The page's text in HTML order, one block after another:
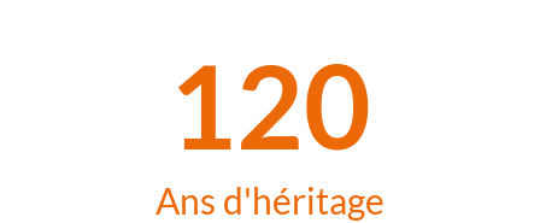
120
Ans d'héritage